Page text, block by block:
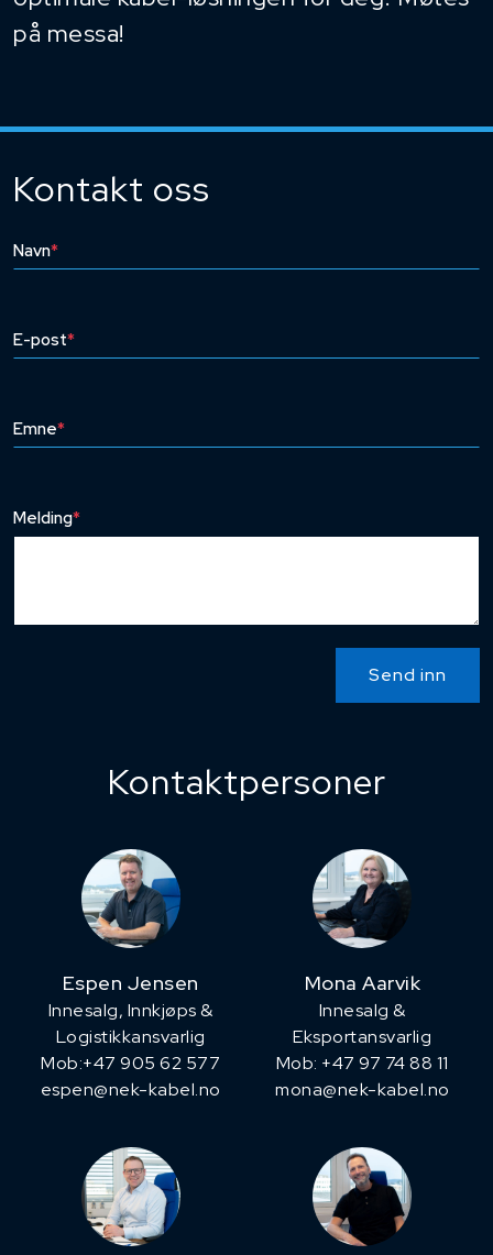
på messa!
Kontakt oss
Navn*
E-post*
Emne*
Melding*
Send inn
Kontaktpersoner
Espen Jensen
Innesalg, ​Innkjøps &
Logistikkansvarlig
Mob:+47 905 62 577
espen@nek-kabel.no
Mona Aarvik
Innesalg &
Eksportansvarlig
Mob: +47 97 74 88 11
mona@nek-kabel.no